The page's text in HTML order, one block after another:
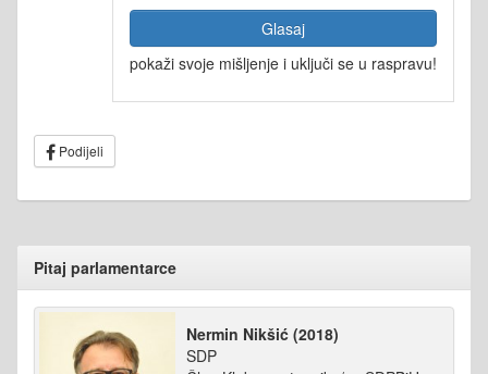
Glasaj
pokaži svoje mišljenje i uključi se u raspravu!
Podijeli
Pitaj parlamentarce
Nermin Nikšić (2018)
SDP